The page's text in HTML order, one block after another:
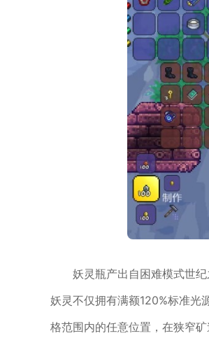
妖灵瓶产出自困难模式世
妖灵不仅拥有满额120%标准光
格范围内的任意位置，在狭窄